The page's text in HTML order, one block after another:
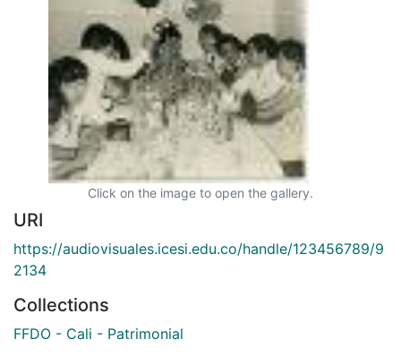
Click on the image to open the gallery.
URI
https://audiovisuales.icesi.edu.co/handle/123456789/9
2134
Collections
FFDO - Cali - Patrimonial